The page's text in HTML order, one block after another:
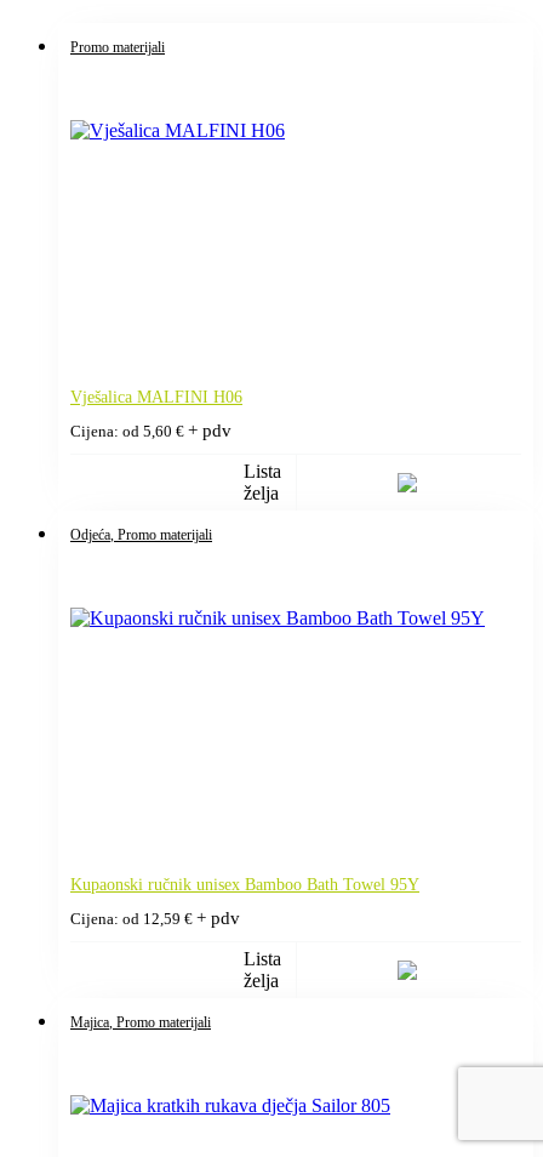
Promo materijali
Vješalica MALFINI H06
Cijena: od 5,60 € + pdv
Lista
želja
Odjeća, Promo materijali
Kupaonski ručnik unisex Bamboo Bath Towel 95Y
Cijena: od 12,59 € + pdv
Lista
želja
Majica, Promo materijali